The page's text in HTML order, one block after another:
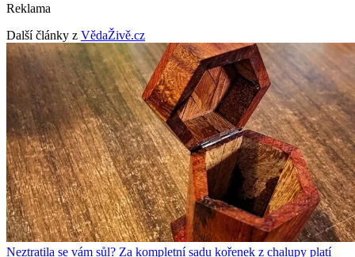
Reklama
Další články z VědaŽivě.cz
Neztratila se vám sůl? Za kompletní sadu kořenek z chalupy platí